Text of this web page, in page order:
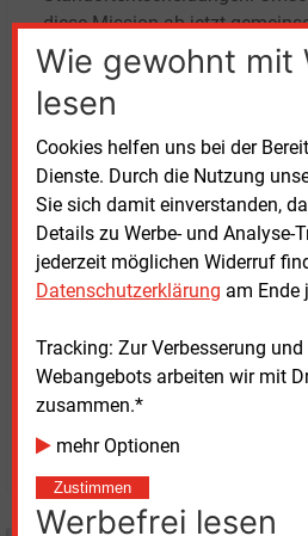
Wie gewohnt mit
lesen
Cookies helfen uns bei der
Dienste. Durch die Nutzung
Sie sich damit einverstanden,
Details zu Werbe- und Analyse-
jederzeit möglichen Widerruf
Datenschutzerklärung am Ende
Tracking: Zur Verbesserung
Webangebots arbeiten wir mit
zusammen.*
mehr Optionen
Zustimmen
Werbefrei lesen
diese Mission ab jetzt
weiterzuverfolgen“, sagt Till
Ladeplan.
Durch die Zusammenführung
deutschen Teams sollen Retail
Impulse in der
Bereich der Ladeinfrastruktur
entstehen. Bis 2040 erwarte
Investitionsvolumen von über
Dienstag, 27.05.2025, 10:35 Uhr
Katia Meyer-Tien
© 2026 Energie & Management GmbH